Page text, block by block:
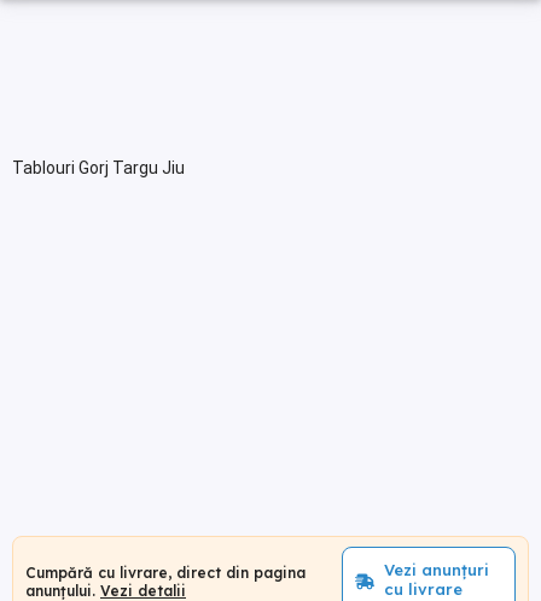
Tablouri Gorj Targu Jiu
Cumpără cu livrare, direct din pagina
anunțului. Vezi detalii
Vezi anunțuri
cu livrare